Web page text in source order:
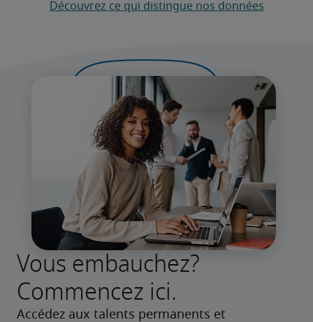
Découvrez ce qui distingue nos données
Vous embauchez?
Commencez ici.
Accédez aux talents permanents et